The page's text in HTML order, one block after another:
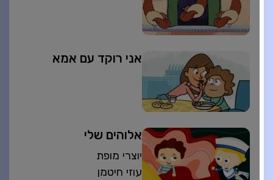
אני רוקד עם אמא
אלוהים שלי
יוצרי מופת
עוזי חיטמן